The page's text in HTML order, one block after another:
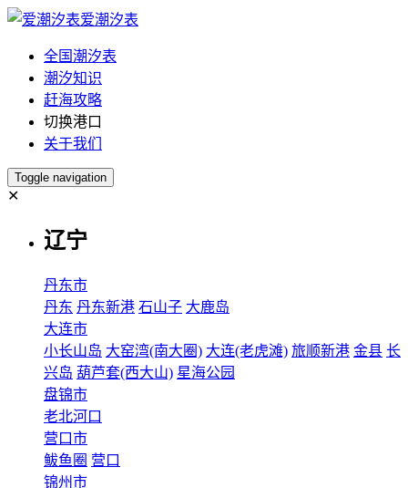
爱潮汐表
全国潮汐表
潮汐知识
赶海攻略
切换港口
关于我们
Toggle navigation
✕
辽宁
丹东市
丹东 丹东新港 石山子 大鹿岛
大连市
小长山岛 大窑湾(南大圈) 大连(老虎滩) 旅顺新港 金县 长
兴岛 葫芦套(西大山) 星海公园
盘锦市
老北河口
营口市
鲅鱼圈 营口
锦州市